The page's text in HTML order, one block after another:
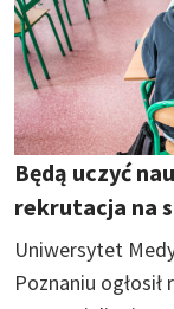
Będą uczyć
rekrutacja na
Uniwersytet
Poznaniu